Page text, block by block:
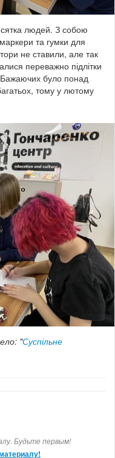
людей. З собою
та гумки для
не ставили, але так
переважно підлітки
Бажаючих було понад
тому у лютому
"Суспільне
Будьте первым!